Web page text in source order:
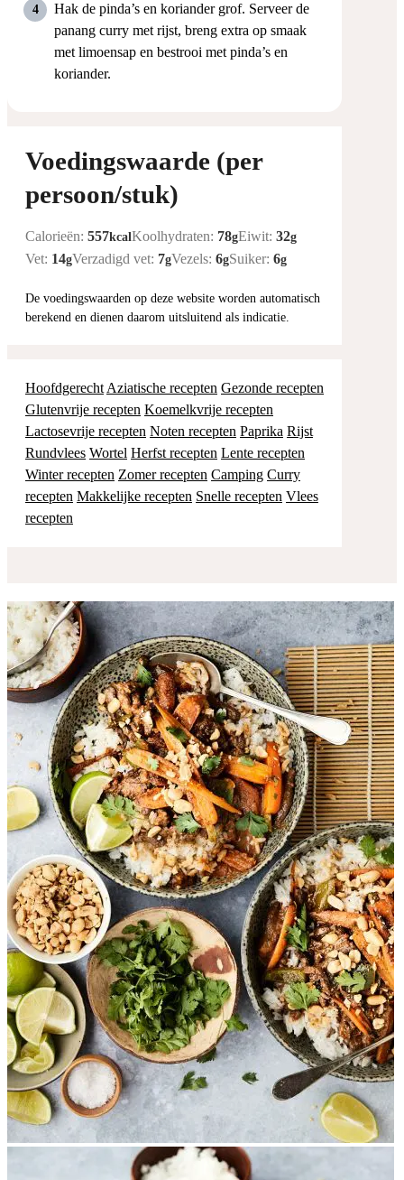
Hak de pinda’s en koriander grof. Serveer de
panang curry met rijst, breng extra op smaak
met limoensap en bestrooi met pinda’s en
koriander.
Voedingswaarde (per
persoon/stuk)
Calorieën: 557kcal Koolhydraten: 78gEiwit: 32g
Vet: 14gVerzadigd vet: 7gVezels: 6gSuiker: 6g
De voedingswaarden op deze website worden automatisch
berekend en dienen daarom uitsluitend als indicatie.
Hoofdgerecht Aziatische recepten Gezonde recepten
Glutenvrije recepten Koemelkvrije recepten
Lactosevrije recepten Noten recepten Paprika Rijst
Rundvlees Wortel Herfst recepten Lente recepten
Winter recepten Zomer recepten Camping Curry
recepten Makkelijke recepten Snelle recepten Vlees
recepten